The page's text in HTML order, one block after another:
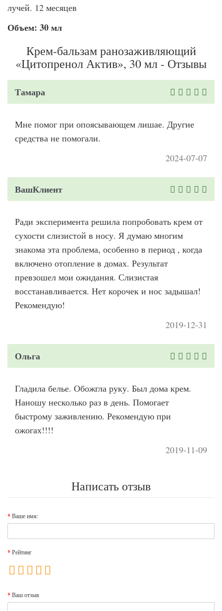
лучей. 12 месяцев
Объем: 30 мл
Крем-бальзам ранозаживляющий
«Цитопренол Актив», 30 мл - Отзывы
Тамара
Мне помог при опоясывающем лишае. Другие
средства не помогали.
2024-07-07
ВашКлиент
Ради эксперимента решила попробовать крем от
сухости слизистой в носу. Я думаю многим
знакома эта проблема, особенно в период , когда
включено отопление в домах. Результат
превзошел мои ожидания. Слизистая
восстанавливается. Нет корочек и нос задышал!
Рекомендую!
2019-12-31
Ольга
Гладила белье. Обожгла руку. Был дома крем.
Наношу несколько раз в день. Помогает
быстрому заживлению. Рекомендую при
ожогах!!!!
2019-11-09
Написать отзыв
Ваше имя:
Рейтинг
Ваш отзыв